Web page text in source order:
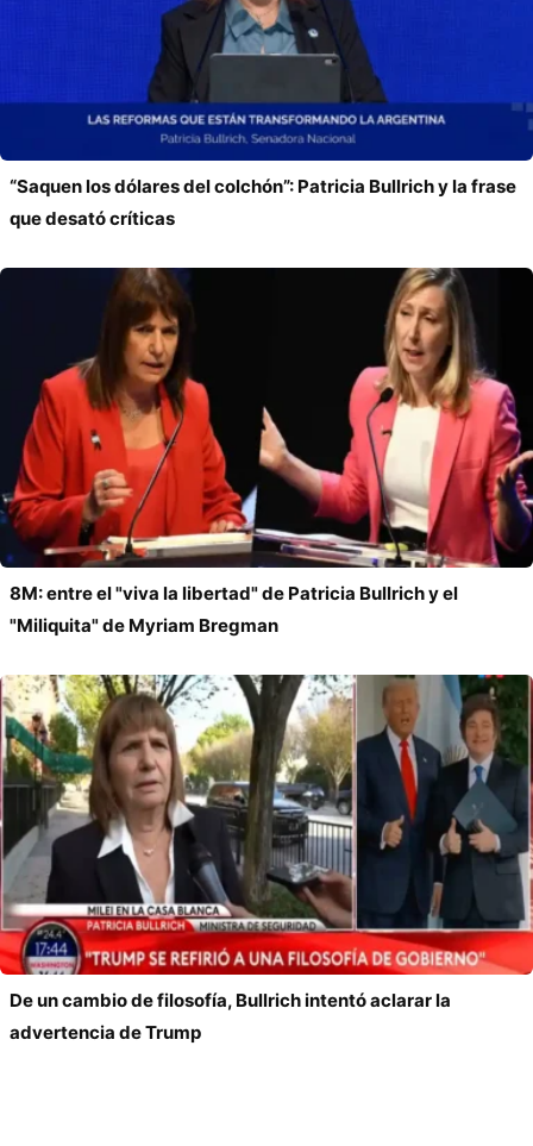
“Saquen los dólares del colchón”: Patricia Bullrich y la frase
que desató críticas
8M: entre el "viva la libertad" de Patricia Bullrich y el
"Miliquita" de Myriam Bregman
De un cambio de filosofía, Bullrich intentó aclarar la
advertencia de Trump